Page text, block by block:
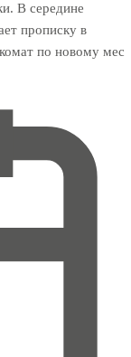
В середине
прописку в
по новому мес